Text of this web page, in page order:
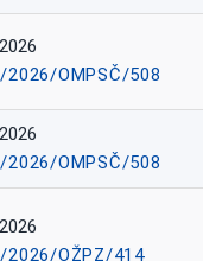
2026/OMPSČ/508
2026/OMPSČ/508
2026/OŽPZ/414